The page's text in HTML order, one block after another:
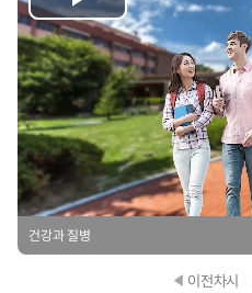
Play
Video
건강과 질병
이전차시